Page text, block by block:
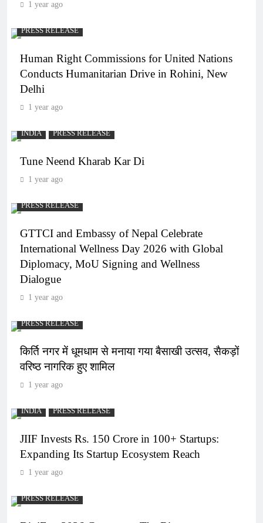
1 year ago
PRESS RELEASE
Human Right Commissions for United Nations
Conducts Humanitarian Drive in Rohini, New
Delhi
1 year ago
INDIA PRESS RELEASE
Tune Neend Kharab Kar Di
1 year ago
PRESS RELEASE
GTTCI and Embassy of Nepal Celebrate
International Wellness Day 2026 with Global
Diplomacy, MoU Signing and Wellness
Dialogue
1 year ago
PRESS RELEASE
किर्ति नगर में धूमधाम से मनाया गया बैसाखी उत्सव, सैकड़ों
वरिष्ठ नागरिक हुए शामिल
1 year ago
INDIA PRESS RELEASE
JIIF Invests Rs. 150 Crore in 100+ Startups:
Expanding Its Startup Ecosystem Reach
1 year ago
PRESS RELEASE